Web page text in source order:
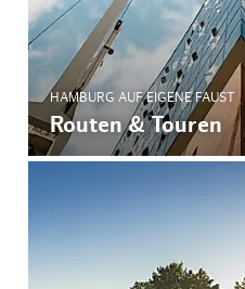
HAMBURG AUF EIGENE FAUST
Routen & Touren